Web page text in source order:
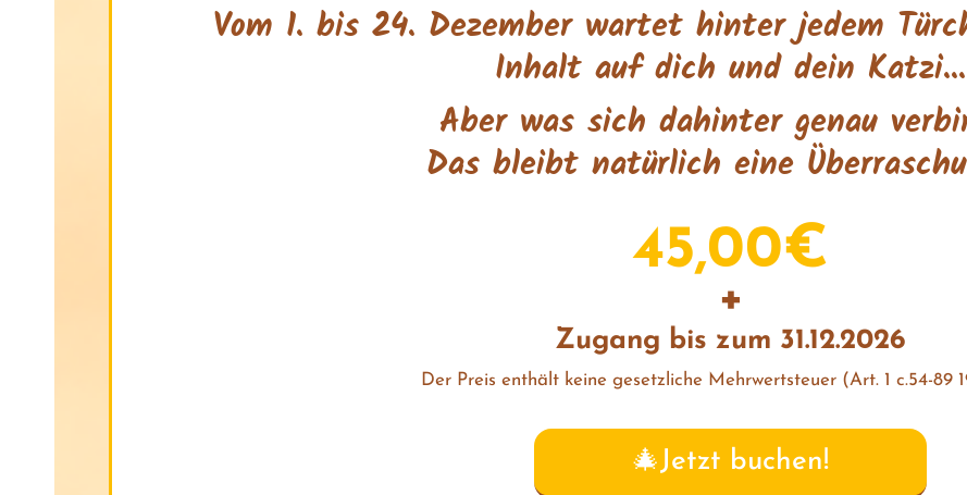
Vom 1. bis 24. Dezember wartet hinter jedem
Inhalt auf dich und dein Katzi...
Aber was sich dahinter genau
Das bleibt natürlich eine
45,00€
+
Zugang bis zum 31.12.2026
Der Preis enthält keine gesetzliche Mehrwertsteuer (Art. 1 c.54-89
🎄Jetzt buchen!